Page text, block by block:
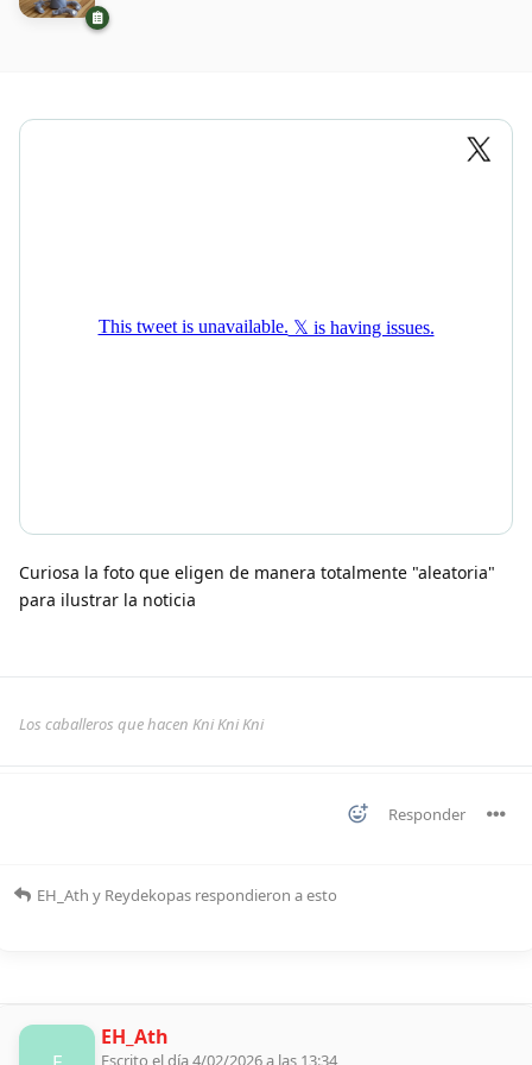
Curiosa la foto que eligen de manera totalmente "aleatoria"
para ilustrar la noticia
Los caballeros que hacen Kni Kni Kni
Responder
EH_Ath y Reydekopas respondieron a esto
EH_Ath
Escrito el día 4/02/2026 a las 13:34